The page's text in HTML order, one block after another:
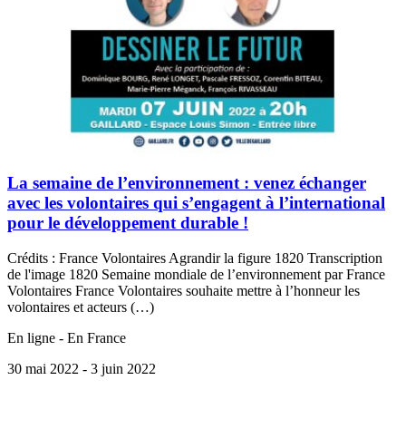
La semaine de l’environnement : venez échanger
avec les volontaires qui s’engagent à l’international
pour le développement durable !
Crédits : France Volontaires Agrandir la figure 1820 Transcription
de l'image 1820 Semaine mondiale de l’environnement par France
Volontaires France Volontaires souhaite mettre à l’honneur les
volontaires et acteurs (…)
En ligne - En France
30 mai 2022 - 3 juin 2022